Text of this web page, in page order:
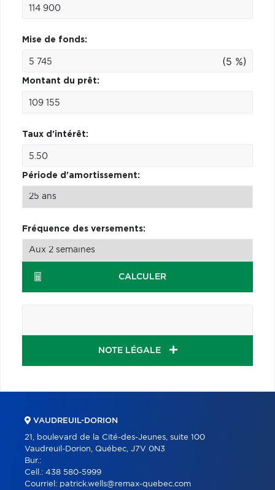
Mise de fonds:
(5 %)
Montant du prêt:
Taux d'intérêt:
Période d'amortissement:
Fréquence des versements:
CALCULER
NOTE LÉGALE
VAUDREUIL-DORION
21, boulevard de la Cité-des-Jeunes, suite 100
Vaudreuil-Dorion, Québec, J7V 0N3
Bur.:
Cell.: 438 580-5999
Courriel: patrick.wells@remax-quebec.com